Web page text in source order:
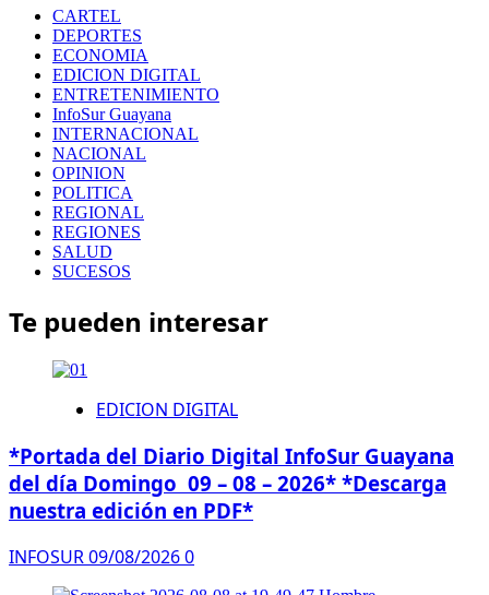
CARTEL
DEPORTES
ECONOMIA
EDICION DIGITAL
ENTRETENIMIENTO
InfoSur Guayana
INTERNACIONAL
NACIONAL
OPINION
POLITICA
REGIONAL
REGIONES
SALUD
SUCESOS
Te pueden interesar
EDICION DIGITAL
*Portada del Diario Digital InfoSur Guayana
del día Domingo 09 – 08 – 2026* *Descarga
nuestra edición en PDF*
INFOSUR09/08/20260